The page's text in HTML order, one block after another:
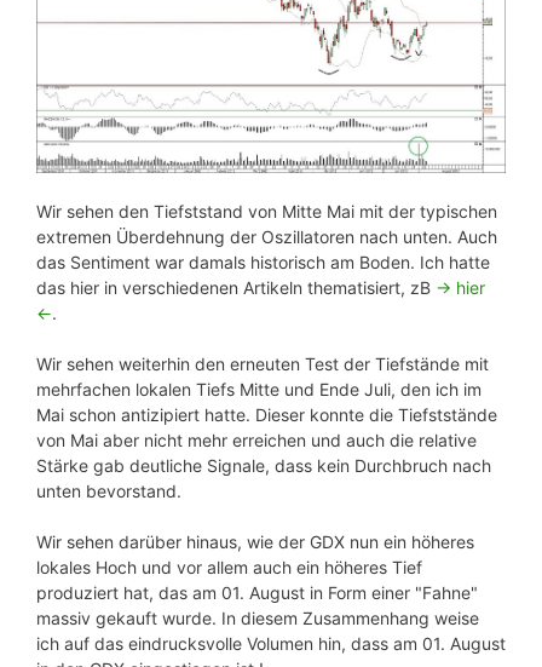
Wir sehen den Tiefststand von Mitte Mai mit der typischen
extremen Überdehnung der Oszillatoren nach unten. Auch
das Sentiment war damals historisch am Boden. Ich hatte
das hier in verschiedenen Artikeln thematisiert, zB -> hier
<-.
Wir sehen weiterhin den erneuten Test der Tiefstände mit
mehrfachen lokalen Tiefs Mitte und Ende Juli, den ich im
Mai schon antizipiert hatte. Dieser konnte die Tiefststände
von Mai aber nicht mehr erreichen und auch die relative
Stärke gab deutliche Signale, dass kein Durchbruch nach
unten bevorstand.
Wir sehen darüber hinaus, wie der GDX nun ein höheres
lokales Hoch und vor allem auch ein höheres Tief
produziert hat, das am 01. August in Form einer "Fahne"
massiv gekauft wurde. In diesem Zusammenhang weise
ich auf das eindrucksvolle Volumen hin, dass am 01. August